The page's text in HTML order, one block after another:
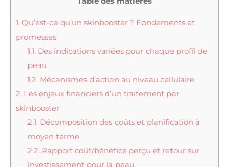
1. Qu’est-ce qu’un skinbooster ? Fondements et
promesses
1.1.Des indications variées pour chaque profil de
peau
1.2.Mécanismes d’action au niveau cellulaire
2. Les enjeux financiers d’un traitement par
skinbooster
2.1.Décomposition des coûts et planification à
moyen terme
2.2.Rapport coût/bénéfice perçu et retour sur
investissement pour la peau